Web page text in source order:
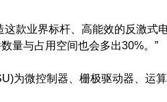
款业界标杆、高能效的反激式
量与占用空间也会多出30%。”
为微控制器、栅极驱动器、运